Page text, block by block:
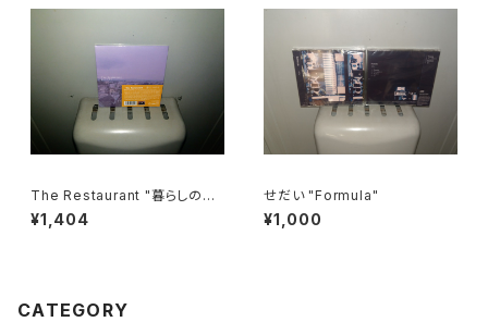
The Restaurant "暮らしの中
で"
¥1,404
せだい "Formula"
¥1,000
CATEGORY